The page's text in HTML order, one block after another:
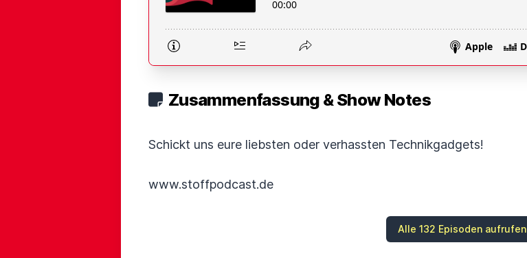
Zusammenfassung & Show Notes
Schickt uns eure liebsten oder verhassten Technikgadgets!
www.stoffpodcast.de
Alle 132 Episoden aufrufen